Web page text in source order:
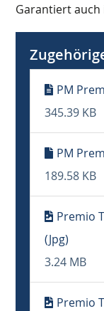
Garantiert auch
PM
345.39 KB
PM
189.58 KB
Premio
(Jpg)
3.24 MB
Premio